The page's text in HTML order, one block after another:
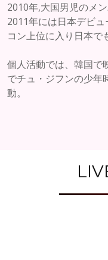
2010年,大国男児のメ
2011年には日本デビ
コン上位に入り日本で
個人活動では、韓国で
でチュ・ジフンの少年
動。